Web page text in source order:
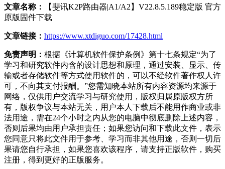
文章名称：
【斐讯K2P路由器|A1/A2】V22.8.5.189稳定版 官方
原版固件下载
文章链接： https://www.xtdiguo.com/17428.html
免责声明： 根据《计算机软件保护条例》第十七条规定“为了
学习和研究软件内含的设计思想和原理，通过安装、显示、传
输或者存储软件等方式使用软件的，可以不经软件著作权人许
可，不向其支付报酬。”您需知晓本站所有内容资源均来源于
网络，仅供用户交流学习与研究使用，版权归属原版权方所
有，版权争议与本站无关，用户本人下载后不能用作商业或非
法用途，需在24个小时之内从您的电脑中彻底删除上述内容，
否则后果均由用户承担责任；如果您访问和下载此文件，表示
您同意只将此文件用于参考、学习而非其他用途，否则一切后
果请您自行承担，如果您喜欢该程序，请支持正版软件，购买
注册，得到更好的正版服务。